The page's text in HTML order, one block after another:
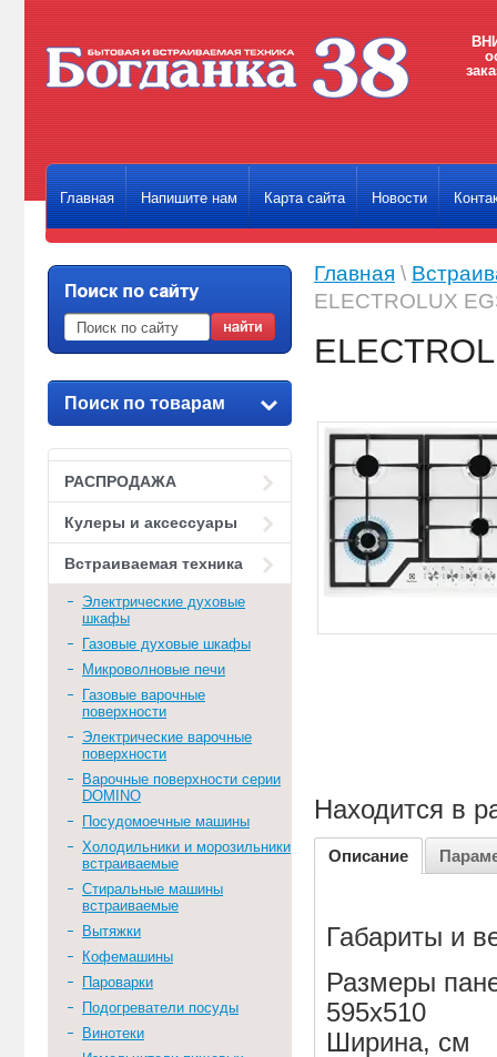
Главная Напишите нам Карта сайта Новости
Поиск по товарам
РАСПРОДАЖА
Кулеры и аксессуары
Встраиваемая техника
Электрические духовые
шкафы
Газовые духовые шкафы
Микроволновые печи
Газовые варочные
поверхности
Электрические варочные
поверхности
Варочные поверхности серии
DOMINO
Посудомоечные машины
Холодильники и морозильники
встраиваемые
Стиральные машины
встраиваемые
Вытяжки
Кофемашины
Пароварки
Подогреватели посуды
Винотеки
Главная \
ELECTROLUX
Находится в
Описание
Габариты и
Размеры
595x510
Ширина, см